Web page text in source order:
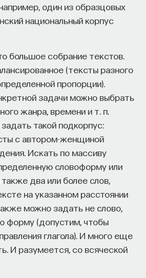
один из образцовых
национальный корпус
большое собрание текстов.
(тексты разного
пропорции).
задачи можно выбрать
жанра, времени и т. п.
такой подкорпус:
с автором-женщиной
Искать по массиву
словоформу или
два или более слов,
на указанном расстоянии
можно задать не слово,
форму (допустим, чтобы
глагола). И много еще
И разумеется, со всяческой
Полуэктов
— врач-
кафедры нервных
Первого МГМУ
заведующий отделением
клинической
Полуэктов
И. М. Сеченова
Ноя и кончая двумя
XII века. Там есть
которая включает в себя
с 6360 года. Хотя сама
— обычно эта дата переводится
системе летоисчисления —
Там написано: «В лето 6360,
Михаилу царствовати,
Руска земля». Сразу возникает
Михаил? Речь идет
Михаиле III. И с него
русская история.
есть целый ряд
которые у нас часто
варягов, и княжение
в Киеве, и основание Киева как
возникнет. Но надо